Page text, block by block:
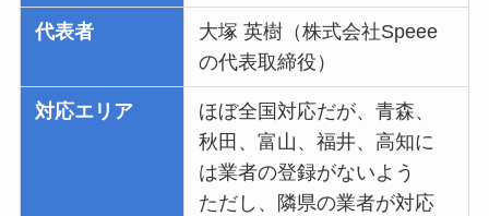
代表者
大塚 英樹（株式会社Speee
の代表取締役）
対応エリア
ほぼ全国対応だが、青森、
秋田、富山、福井、高知に
は業者の登録がないよう
ただし、隣県の業者が対応